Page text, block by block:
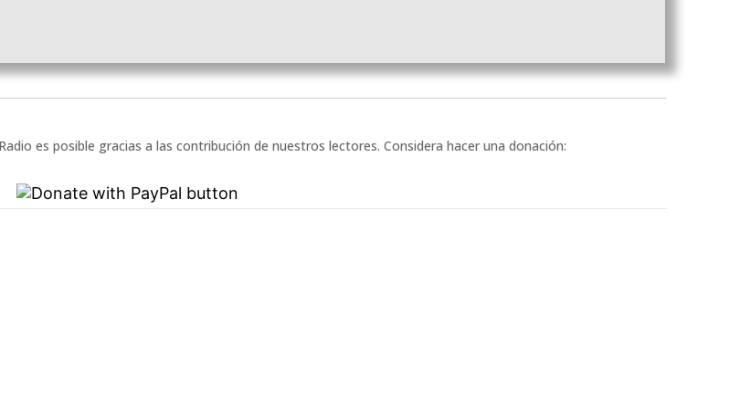
es posible gracias a las contribución de nuestros lectores. Considera hacer una donación: